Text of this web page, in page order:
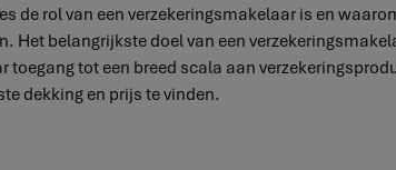
rol van een verzekeringsmakelaar is en
belangrijkste doel van een
tot een breed scala aan
dekking en prijs te vinden.